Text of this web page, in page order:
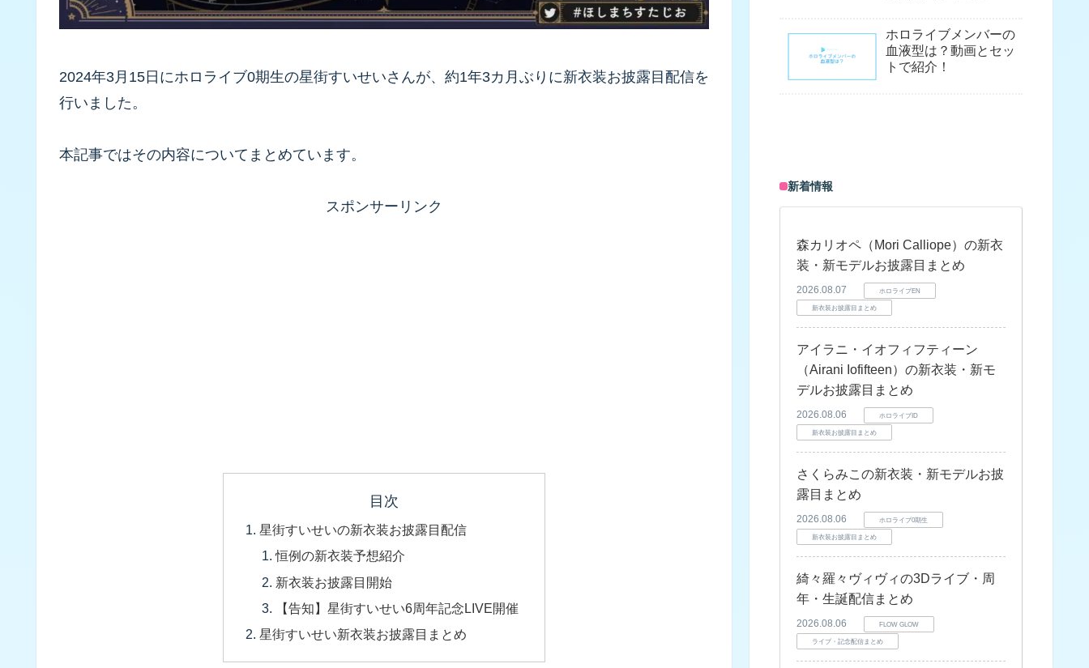
2024年3月15日にホロライブ0期生の星街すいせいさんが、約1年3カ月ぶりに新衣装お披露目配信を
行いました。
本記事ではその内容についてまとめています。
スポンサーリンク
目次
星街すいせいの新衣装お披露目配信
恒例の新衣装予想紹介
新衣装お披露目開始
【告知】星街すいせい6周年記念LIVE開催
星街すいせい新衣装お披露目まとめ
ホロライブメンバーの
血液型は？動画とセッ
トで紹介！
新着情報
森カリオペ（Mori Calliope）の新衣
装・新モデルお披露目まとめ
2026.08.07 ホロライブEN
新衣装お披露目まとめ
アイラニ・イオフィフティーン
（Airani Iofifteen）の新衣装・新モ
デルお披露目まとめ
2026.08.06 ホロライブID
新衣装お披露目まとめ
さくらみこの新衣装・新モデルお披
露目まとめ
2026.08.06 ホロライブ0期生
新衣装お披露目まとめ
綺々羅々ヴィヴィの3Dライブ・周
年・生誕配信まとめ
2026.08.06 FLOW GLOW
ライブ・記念配信まとめ